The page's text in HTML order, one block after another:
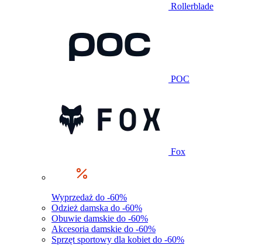
Rollerblade
POC
Fox
Wyprzedaż do -60%
Odzież damska do -60%
Obuwie damskie do -60%
Akcesoria damskie do -60%
Sprzęt sportowy dla kobiet do -60%